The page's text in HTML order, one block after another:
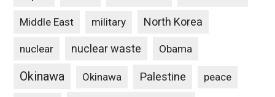
Middle East military North Korea
nuclear nuclear waste Obama
Okinawa Okinawa Palestine peace